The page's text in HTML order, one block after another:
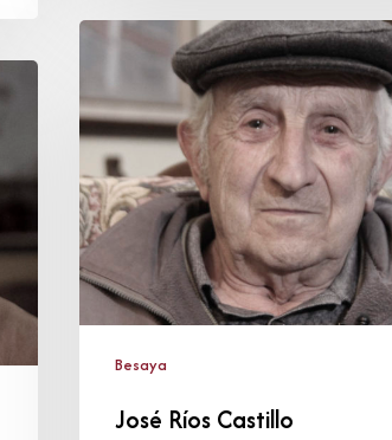
José
Castillo
Besaya
José Ríos Castillo